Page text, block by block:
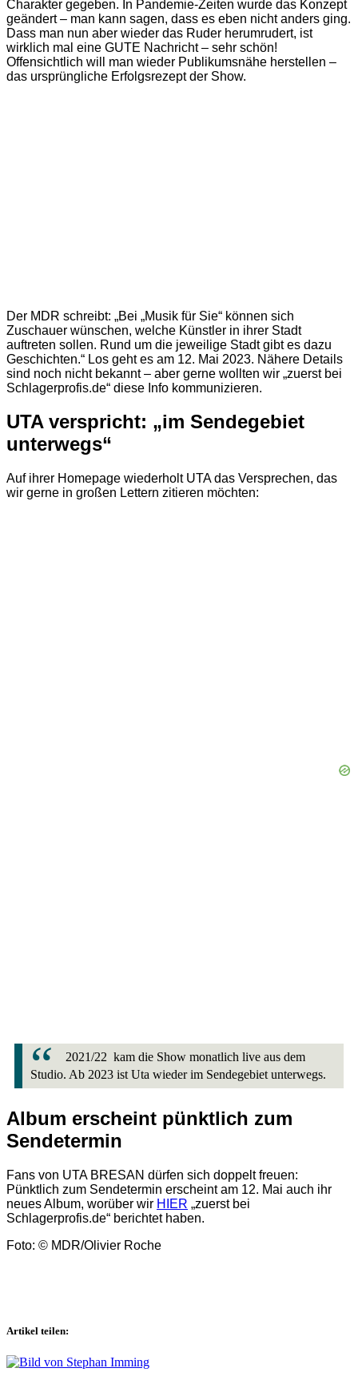
Charakter gegeben. In Pandemie-Zeiten wurde das Konzept
geändert – man kann sagen, dass es eben nicht anders ging.
Dass man nun aber wieder das Ruder herumrudert, ist
wirklich mal eine GUTE Nachricht – sehr schön!
Offensichtlich will man wieder Publikumsnähe herstellen –
das ursprüngliche Erfolgsrezept der Show.
Der MDR schreibt: „Bei „Musik für Sie“ können sich
Zuschauer wünschen, welche Künstler in ihrer Stadt
auftreten sollen. Rund um die jeweilige Stadt gibt es dazu
Geschichten.“ Los geht es am 12. Mai 2023. Nähere Details
sind noch nicht bekannt – aber gerne wollten wir „zuerst bei
Schlagerprofis.de“ diese Info kommunizieren.
UTA verspricht: „im Sendegebiet
unterwegs“
Auf ihrer Homepage wiederholt UTA das Versprechen, das
wir gerne in großen Lettern zitieren möchten:
2021/22 kam die Show monatlich live aus dem
Studio. Ab 2023 ist Uta wieder im Sendegebiet unterwegs.
Album erscheint pünktlich zum
Sendetermin
Fans von UTA BRESAN dürfen sich doppelt freuen:
Pünktlich zum Sendetermin erscheint am 12. Mai auch ihr
neues Album, worüber wir HIER „zuerst bei
Schlagerprofis.de“ berichtet haben.
Foto: © MDR/Olivier Roche
Artikel teilen: